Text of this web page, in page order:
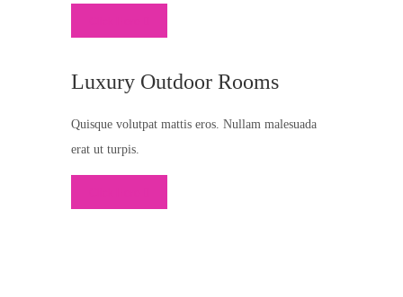
Luxury Outdoor Rooms
Quisque volutpat mattis eros. Nullam malesuada
erat ut turpis.